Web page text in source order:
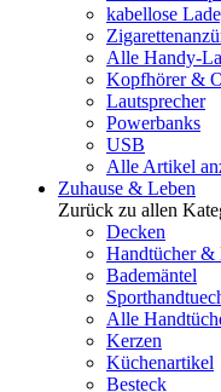
kabellose
Alle Handy-
Kopfhörer &
Lautsprecher
Powerbanks
USB
Alle Artikel
Zuhause & Leben
Zurück zu allen
Decken
Handtücher &
Bademäntel
Alle
Kerzen
Küchenartikel
Besteck